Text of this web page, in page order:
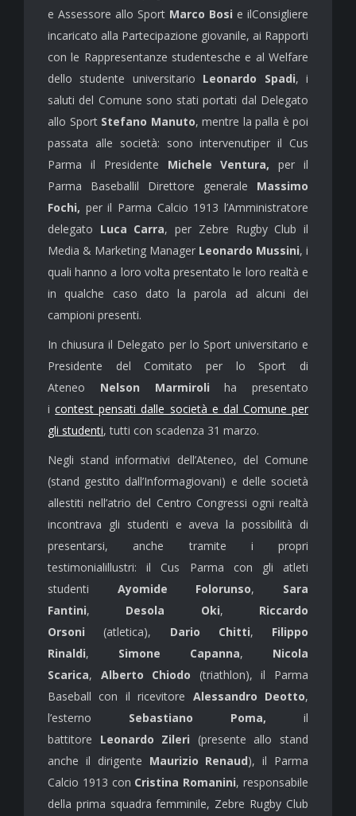
e Assessore allo Sport Marco Bosi e ilConsigliere
incaricato alla Partecipazione giovanile, ai Rapporti
con le Rappresentanze studentesche e al Welfare
dello studente universitario Leonardo Spadi, i
saluti del Comune sono stati portati dal Delegato
allo Sport Stefano Manuto, mentre la palla è poi
passata alle società: sono intervenutiper il Cus
Parma il Presidente Michele Ventura,per il
Parma Baseballil Direttore generale Massimo
Fochi, per il Parma Calcio 1913 l’Amministratore
delegato Luca Carra, per Zebre Rugby Club il
Media & Marketing Manager Leonardo Mussini, i
quali hanno a loro volta presentato le loro realtà e
in qualche caso dato la parola ad alcuni dei
campioni presenti.
In chiusura il Delegato per lo Sport universitario e
Presidente del Comitato per lo Sport di
Ateneo Nelson Marmiroliha presentato
icontest pensati dalle società e dal Comune per
gli studenti, tutti con scadenza 31 marzo.
Negli stand informativi dell’Ateneo, del Comune
(stand gestito dall’Informagiovani) e delle società
allestiti nell’atrio del Centro Congressi ogni realtà
incontrava gli studenti e aveva la possibilità di
presentarsi, anche tramite i propri
testimonialillustri: il Cus Parma con gli atleti
studenti Ayomide Folorunso, Sara
Fantini, Desola Oki, Riccardo
Orsoni (atletica), Dario Chitti, Filippo
Rinaldi, Simone Capanna, Nicola
Scarica, Alberto Chiodo (triathlon), il Parma
Baseball con il ricevitore Alessandro Deotto,
l’esterno Sebastiano Poma, il
battitore Leonardo Zileri (presente allo stand
anche il dirigente Maurizio Renaud), il Parma
Calcio 1913 con Cristina Romanini, responsabile
della prima squadra femminile, Zebre Rugby Club